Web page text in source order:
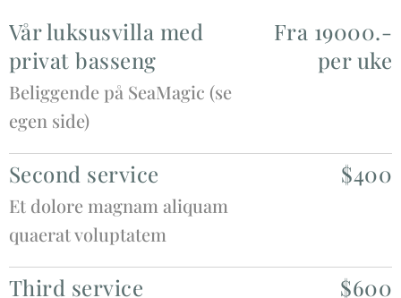
Vår luksusvilla med
privat basseng
Beliggende på SeaMagic (se
egen side)
Fra 19000.-
per uke
Second service
Et dolore magnam aliquam
quaerat voluptatem
$400
Third service $600